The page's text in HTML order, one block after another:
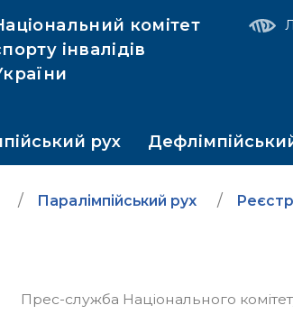
комітет
інвалідів
рух
Паралімпійський рух
Прес-служба Національного